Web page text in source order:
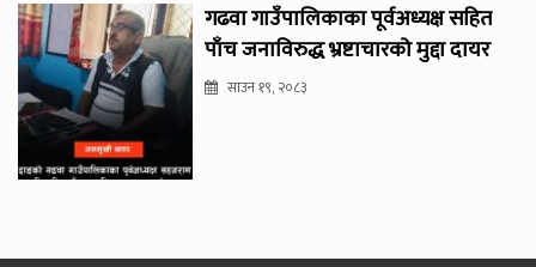
गढवा गाउँपालिकाका पूर्वअध्यक्ष सहित
पाँच जनाविरुद्ध भ्रष्टाचारको मुद्दा दायर
साउन १९, २०८३